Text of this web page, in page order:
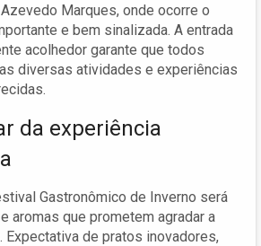
Marques, onde ocorre o
e bem sinalizada. A entrada
acolhedor garante que todos
diversas atividades e experiências
da experiência
Gastronômico de Inverno será
aromas que prometem agradar a
de pratos inovadores,